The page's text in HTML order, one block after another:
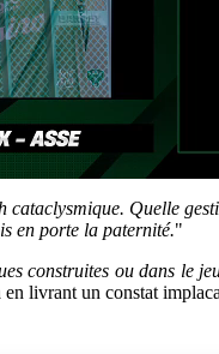
Quelle
en porte la paternité."
construites ou dans le
livrant un constat